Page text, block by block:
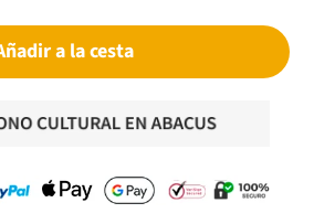
a la cesta